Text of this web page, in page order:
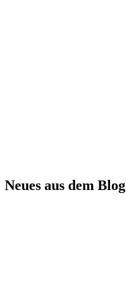
Neues aus dem Blog